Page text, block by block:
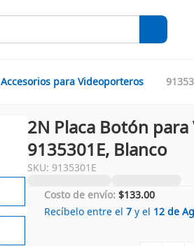
Accesorios para Videoporteros
2N Placa Botón
9135301E, Blanco
SKU: 9135301E
Costo de envío: $133.00
Recíbelo entre el 7 y el 12 de